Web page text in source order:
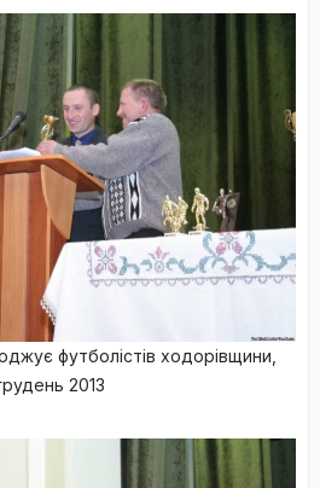
футболістів ходорівщини,
2013